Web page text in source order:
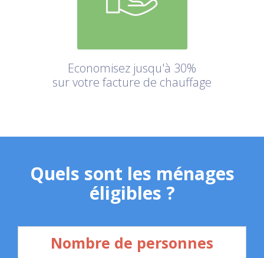
Economisez jusqu'à 30%
sur votre facture de chauffage
Quels sont les ménages
éligibles ?